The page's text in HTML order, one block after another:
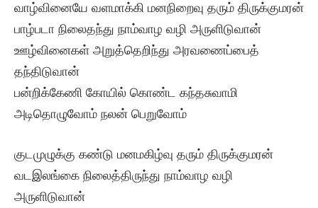
வாழ்வினையே வளமாக்கி மனநிறைவு தரும் திருக்குமரன்
பாழ்படா நிலைதந்து நாம்வாழ வழி அருளிடுவான்
ஊழ்வினைகள் அறுத்தெறிந்து அரவணைப்பைத்
தந்திடுவான்
பன்றிக்கேணி கோயில் கொண்ட கந்தசுவாமி
அடிதொழுவோம் நலன் பெறுவோம்
குடமுழுக்கு கண்டு மனமகிழ்வு தரும் திருக்குமரன்
வடஇலங்கை நிலைத்திருந்து நாம்வாழ வழி
அருளிடுவான்